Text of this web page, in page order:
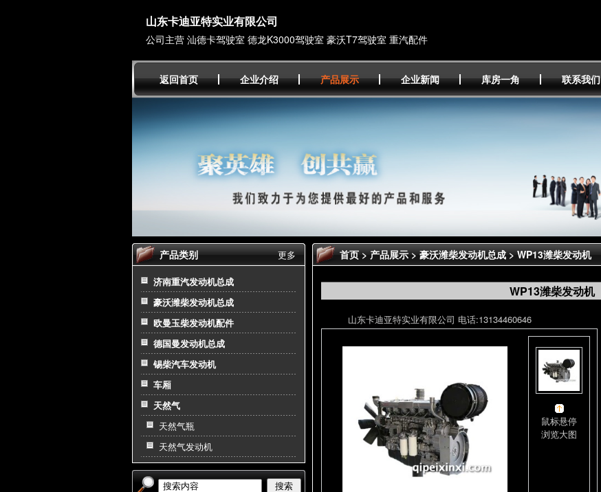
山东卡迪亚特实业有限公司
公司主营 汕德卡驾驶室 德龙K3000驾驶室 豪沃T7驾驶室 重汽配件
返回首页 企业介绍 产品展示 企业新闻 库房一角 联系我们
更多
产品类别
济南重汽发动机总成
豪沃潍柴发动机总成
欧曼玉柴发动机配件
德国曼发动机总成
锡柴汽车发动机
车厢
天然气
天然气瓶
天然气发动机
搜索
首页>产品展示>豪沃潍柴发动机总成> WP13潍柴发动机
WP13潍柴发动机
山东卡迪亚特实业有限公司 电话:13134460646
鼠标悬停
浏览大图